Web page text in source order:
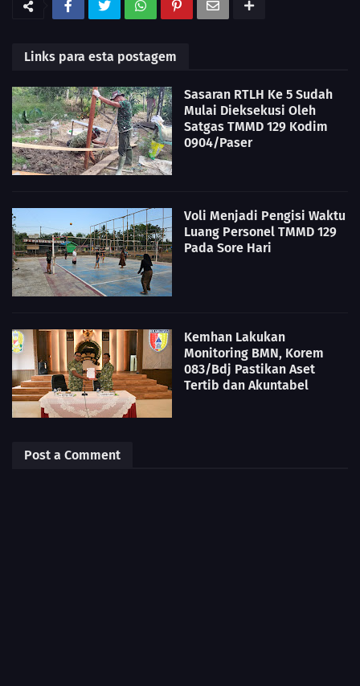
Links para esta postagem
Sasaran RTLH Ke 5 Sudah
Mulai Dieksekusi Oleh
Satgas TMMD 129 Kodim
0904/Paser
Voli Menjadi Pengisi Waktu
Luang Personel TMMD 129
Pada Sore Hari
Kemhan Lakukan
Monitoring BMN, Korem
083/Bdj Pastikan Aset
Tertib dan Akuntabel
Post a Comment